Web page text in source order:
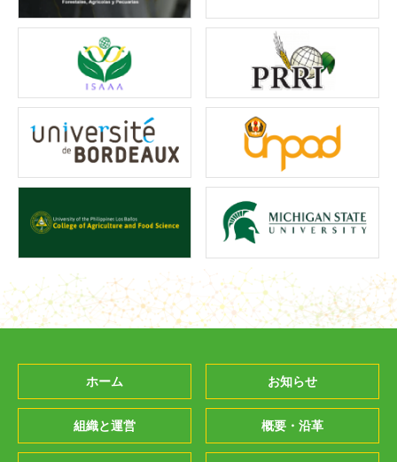
ホーム お知らせ
組織と運営 概要・沿革